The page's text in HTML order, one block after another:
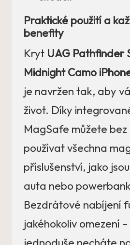
Praktické použití a
benefity
Kryt UAG Pathfinder
Midnight Camo
je navržen tak, aby
život. Díky
MagSafe můžete
používat všechna
příslušenství, jako
auta nebo
Bezdrátové nabíjení
jakéhokoliv omezení